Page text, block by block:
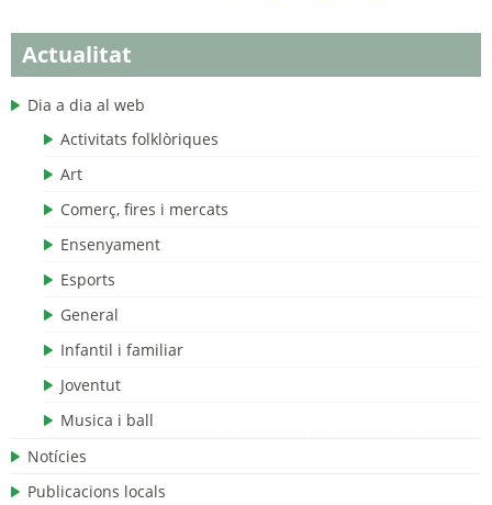
Actualitat
Dia a dia al web
Activitats folklòriques
Art
Comerç, fires i mercats
Ensenyament
Esports
General
Infantil i familiar
Joventut
Musica i ball
Notícies
Publicacions locals